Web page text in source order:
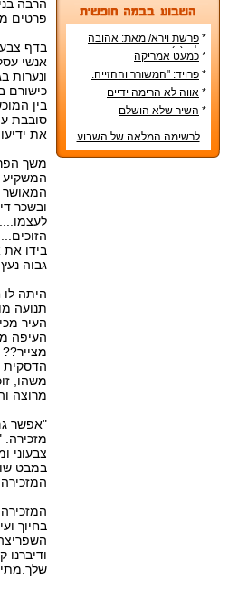
* פרשת וירא/ מאת: אהובה
קליין (c)
* כמעט אמריקה
* פרויד: "המשורר וההזייה.
מעשה היצירה בראי
הפסיכואנליזה".
* אווה לא הרימה ידיים
* השיר שלא הושלם
לרשימה המלאה של השבוע
הרבה
פרטים
בדף
אנשי
כישורם
סובבת
את
המשקיע
המאושר
בידו את
גבוה
היתה
תנועה
העיר
העיפה
הדסקית
משהו,
מרוצה
"אפשר
צבעוני
במבט
בחיוך